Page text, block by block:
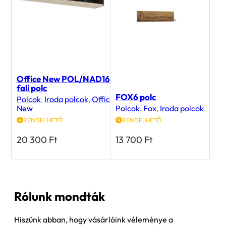
Office New POL/NAD160
fali polc
Polcok, Iroda polcok, Office
New
RENDELHETŐ
20 300 Ft
FOX6 polc
Polcok, Fox, Iroda polcok
RENDELHETŐ
13 700 Ft
Rólunk mondták
Hiszünk abban, hogy vásárlóink véleménye a